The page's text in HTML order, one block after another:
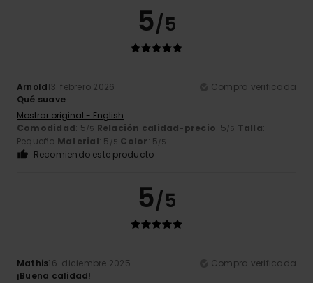
5/5
Arnold13. febrero 2026
Compra verificada
Qué suave
Mostrar original - English
Comodidad: 5/5 Relación calidad-precio: 5/5 Talla:
Pequeño Material: 5 /5 Color: 5/5
Recomiendo este producto
5/5
Mathis16. diciembre 2025
Compra verificada
¡Buena calidad!